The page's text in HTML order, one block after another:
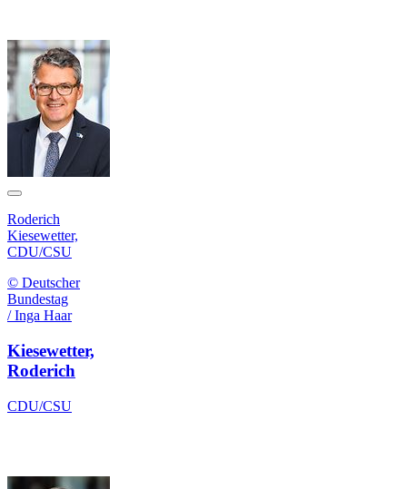
Roderich
Kiesewetter,
CDU/CSU
© Deutscher
Bundestag
/ Inga Haar
Kiesewetter,
Roderich
CDU/CSU